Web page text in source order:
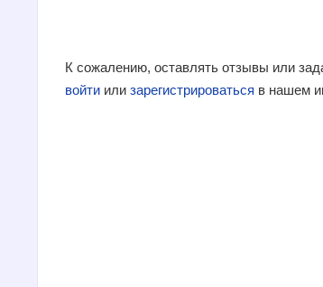
К сожалению, оставлять отзывы или
войти или зарегистрироваться в нашем